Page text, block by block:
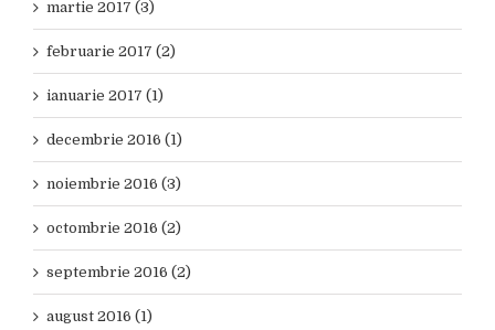
martie 2017 (3)
februarie 2017 (2)
ianuarie 2017 (1)
decembrie 2016 (1)
noiembrie 2016 (3)
octombrie 2016 (2)
septembrie 2016 (2)
august 2016 (1)